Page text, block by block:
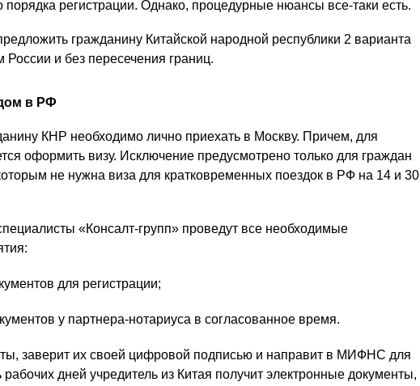
регистрации. Однако, процедурные нюансы все-таки есть.
гражданину Китайской народной республики 2 варианта
и без пересечения границ.
в РФ
КНР необходимо лично приехать в Москву. Причем, для
оформить визу. Исключение предусмотрено только для граждан
не нужна виза для кратковременных поездок в РФ на 14 и 30
«Консалт-групп» проведут все необходимые
для регистрации;
у партнера-нотариуса в согласованное время.
заверит их своей цифровой подписью и направит в МИФНС для
рабочих дней учредитель из Китая получит электронные документы,